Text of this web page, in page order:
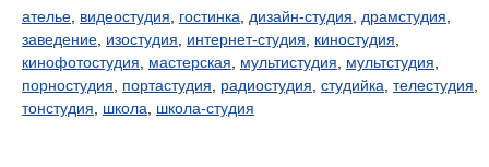
ателье видеостудия гостинка дизайн-студия драмстудия
заведение изостудия интернет-студия киностудия
кинофотостудия
мастерская мультистудия мультстудия
порностудия
портастудия радиостудия студийка телестудия
тонстудия
школа школа-студия